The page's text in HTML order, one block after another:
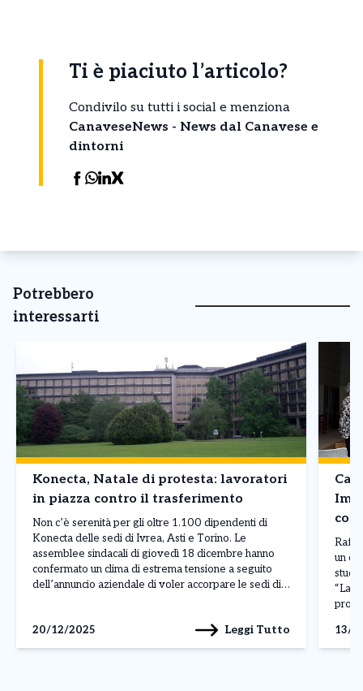
Ti è piaciuto l’articolo?
Condivilo su tutti i social e menziona
CanaveseNews - News dal Canavese e
dintorni
Potrebbero
interessarti
Konecta, Natale di protesta: lavoratori
in piazza contro il trasferimento
Non c’è serenità per gli oltre 1.100 dipendenti di
Konecta delle sedi di Ivrea, Asti e Torino. Le
assemblee sindacali di giovedì 18 dicembre hanno
confermato un clima di estrema tensione a seguito
dell’annuncio aziendale di voler accorpare le sedi di
20/12/2025
Leggi Tutto
un
13/